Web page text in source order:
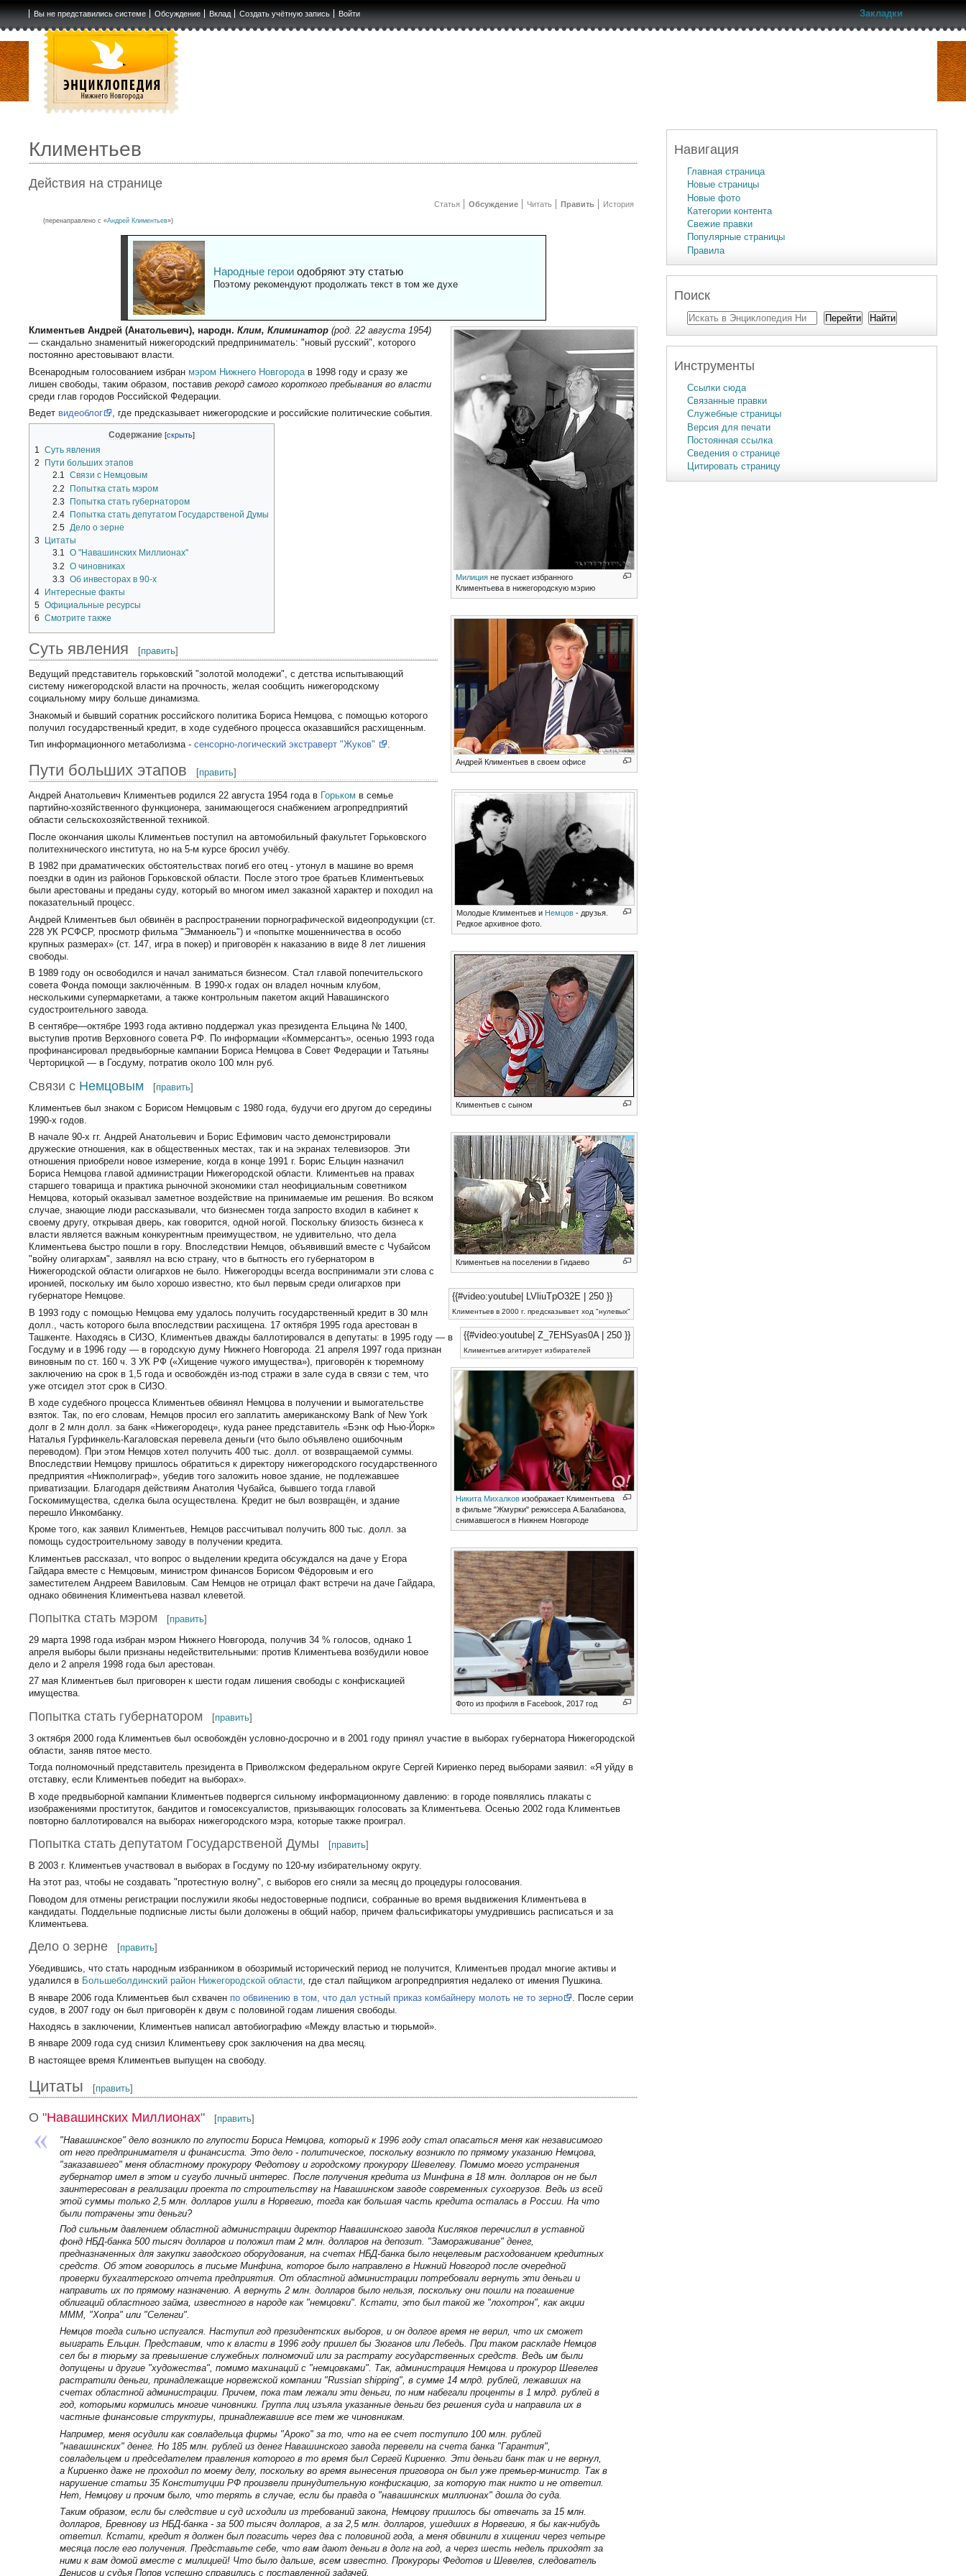
Вы не представились системе Обсуждение Вклад Создать учётную запись Войти Закладки
Климентьев
Действия на странице
Статья Обсуждение Читать Править История
(перенаправлено с «Андрей Климентьев»)
Народные героиодобряют эту статью
Поэтому рекомендуют продолжать текст в том же духе
Милиция не пускает избранного
Климентьева в нижегородскую мэрию
Андрей Климентьев в своем офисе
Молодые Климентьев и Немцов - друзья.
Редкое архивное фото.
Климентьев с сыном
Климентьев на поселении в Гидаево
{{#video:youtube| LVliuTpO32E | 250 }}
Климентьев в 2000 г. предсказывает ход "нулевых"
{{#video:youtube| Z_7EHSyas0A | 250 }}
Климентьев агитирует избирателей
Никита Михалков изображает Климентьева
в фильме "Жмурки" режиссера А.Балабанова,
снимавшегося в Нижнем Новгороде
Фото из профиля в Facebook, 2017 год
Климентьев Андрей (Анатольевич), народн.Клим, Климинатор (род. 22 августа 1954)
— скандально знаменитый нижегородский предприниматель: "новый русский", которого
постоянно арестовывают власти.
Всенародным голосованием избран мэром Нижнего Новгорода в 1998 году и сразу же
лишен свободы, таким образом, поставиврекорд самого короткого пребывания во власти
среди глав городов Российской Федерации.
Ведет видеоблог , где предсказывает нижегородские и российские политические события.
Содержание
1 Суть явления
2
Пути больших этапов
2.1 Связи с Немцовым
2.2
Попытка стать мэром
2.3
Попытка стать губернатором
2.4
Попытка стать депутатом Государственой Думы
2.5 Дело о зерне
3
Цитаты
3.1 О "Навашинских Миллионах"
3.2 О чиновниках
3.3 Об инвесторах в 90-х
4
Интересные факты
5 Официальные ресурсы
6 Смотрите также
Суть явления [править]
Ведущий представитель горьковский "золотой молодежи", с детства испытывающий
систему нижегородской власти на прочность, желая сообщить нижегородскому
социальному миру больше динамизма.
Знакомый и бывший соратник российского политика Бориса Немцова, с помощью которого
получил государственный кредит, в ходе судебного процесса оказавшийся расхищенным.
Тип информационного метаболизма -сенсорно-логический экстраверт "Жуков" .
Пути больших этапов [править]
Андрей Анатольевич Климентьев родился 22 августа 1954 года в Горьком в семье
партийно-хозяйственного функционера, занимающегося снабжением агропредприятий
области сельскохозяйственной техникой.
После окончания школы Климентьев поступил на автомобильный факультет Горьковского
политехнического института, но на 5-м курсе бросил учёбу.
В 1982 при драматических обстоятельствах погиб его отец - утонул в машине во время
поездки в один из районов Горьковской области. После этого трое братьев Климентьевых
были арестованы и преданы суду, который во многом имел заказной характер и походил на
показательный процесс.
Андрей Климентьев был обвинён в распространении порнографической видеопродукции (ст.
228 УК РСФСР, просмотр фильма "Эмманюель") и «попытке мошенничества в особо
крупных размерах» (ст. 147, игра в покер) и приговорён к наказанию в виде 8 лет лишения
свободы.
В 1989 году он освободился и начал заниматься бизнесом. Стал главой попечительского
совета Фонда помощи заключённым. В 1990-х годах он владел ночным клубом,
несколькими супермаркетами, а также контрольным пакетом акций Навашинского
судостроительного завода.
В сентябре—октябре 1993 года активно поддержал указ президента Ельцина № 1400,
выступив против Верховного совета РФ. По информации «Коммерсантъ», осенью 1993 года
профинансировал предвыборные кампании Бориса Немцова в Совет Федерации и Татьяны
Черторицкой — в Госдуму, потратив около 100 млн руб.
Связи с Немцовым [править]
Климентьев был знаком с Борисом Немцовым с 1980 года, будучи его другом до середины
1990-х годов.
В начале 90-х гг. Андрей Анатольевич и Борис Ефимович часто демонстрировали
дружеские отношения, как в общественных местах, так и на экранах телевизоров. Эти
отношения приобрели новое измерение, когда в конце 1991 г. Борис Ельцин назначил
Бориса Немцова главой администрации Нижегородской области. Климентьев на правах
старшего товарища и практика рыночной экономики стал неофициальным советником
Немцова, который оказывал заметное воздействие на принимаемые им решения. Во всяком
случае, знающие люди рассказывали, что бизнесмен тогда запросто входил в кабинет к
своему другу, открывая дверь, как говорится, одной ногой. Поскольку близость бизнеса к
власти является важным конкурентным преимуществом, не удивительно, что дела
Климентьева быстро пошли в гору. Впоследствии Немцов, объявивший вместе с Чубайсом
"войну олигархам", заявлял на всю страну, что в бытность его губернатором в
Нижегородской области олигархов не было. Нижегородцы всегда воспринимали эти слова с
иронией, поскольку им было хорошо известно, кто был первым среди олигархов при
губернаторе Немцове.
В 1993 году с помощью Немцова ему удалось получить государственный кредит в 30 млн
долл., часть которого была впоследствии расхищена. 17 октября 1995 года арестован в
Ташкенте. Находясь в СИЗО, Климентьев дважды баллотировался в депутаты: в 1995 году — в
Госдуму и в 1996 году — в городскую думу Нижнего Новгорода. 21 апреля 1997 года признан
виновным по ст. 160 ч. 3 УК РФ («Хищение чужого имущества»), приговорён к тюремному
заключению на срок в 1,5 года и освобождён из-под стражи в зале суда в связи с тем, что
уже отсидел этот срок в СИЗО.
В ходе судебного процесса Климентьев обвинял Немцова в получении и вымогательстве
взяток. Так, по его словам, Немцов просил его заплатить американскому Bank of New York
долг в 2 млн долл. за банк «Нижегородец», куда ранее представитель «Бэнк оф Нью-Йорк»
Наталья Гурфинкель-Кагаловская перевела деньги (что было объявлено ошибочным
переводом). При этом Немцов хотел получить 400 тыс. долл. от возвращаемой суммы.
Впоследствии Немцову пришлось обратиться к директору нижегородского государственного
предприятия «Нижполиграф», убедив того заложить новое здание, не подлежавшее
приватизации. Благодаря действиям Анатолия Чубайса, бывшего тогда главой
Госкомимущества, сделка была осуществлена. Кредит не был возвращён, и здание
перешло Инкомбанку.
Кроме того, как заявил Климентьев, Немцов рассчитывал получить 800 тыс. долл. за
помощь судостроительному заводу в получении кредита.
Климентьев рассказал, что вопрос о выделении кредита обсуждался на даче у Егора
Гайдара вместе с Немцовым, министром финансов Борисом Фёдоровым и его
заместителем Андреем Вавиловым. Сам Немцов не отрицал факт встречи на даче Гайдара,
однако обвинения Климентьева назвал клеветой.
Попытка стать мэром [править]
29 марта 1998 года избран мэром Нижнего Новгорода, получив 34 % голосов, однако 1
апреля выборы были признаны недействительными: против Климентьева возбудили новое
дело и 2 апреля 1998 года был арестован.
27 мая Климентьев был приговорен к шести годам лишения свободы с конфискацией
имущества.
Попытка стать губернатором [править]
3 октября 2000 года Климентьев был освобождён условно-досрочно и в 2001 году принял участие в выборах губернатора Нижегородской
области, заняв пятое место.
Тогда полномочный представитель президента в Приволжском федеральном округе Сергей Кириенко перед выборами заявил: «Я уйду в
отставку, если Климентьев победит на выборах».
В ходе предвыборной кампании Климентьев подвергся сильному информационному давлению: в городе появлялись плакаты с
изображениями проституток, бандитов и гомосексуалистов, призывающих голосовать за Климентьева. Осенью 2002 года Климентьев
повторно баллотировался на выборах нижегородского мэра, которые также проиграл.
Попытка стать депутатом Государственой Думы [править]
В 2003 г. Климентьев участвовал в выборах в Госдуму по 120-му избирательному округу.
На этот раз, чтобы не создавать "протестную волну", с выборов его сняли за месяц до процедуры голосования.
Поводом для отмены регистрации послужили якобы недостоверные подписи, собранные во время выдвижения Климентьева в
кандидаты. Поддельные подписные листы были доложены в общий набор, причем фальсификаторы умудрившись расписаться и за
Климентьева.
Дело о зерне [править]
Убедившись, что стать народным избранником в обозримый исторический период не получится, Климентьев продал многие активы и
удалился в Большеболдинский район Нижегородской области, где стал пайщиком агропредприятия недалеко от имения Пушкина.
В январе 2006 года Климентьев был схвачен по обвинению в том, что дал устный приказ комбайнеру молоть не то зерно
. После серии
судов, в 2007 году он был приговорён к двум с половиной годам лишения свободы.
Находясь в заключении, Климентьев написал автобиографию «Между властью и тюрьмой».
В январе 2009 года суд снизил Климентьеву срок заключения на два месяц.
В настоящее время Климентьев выпущен на свободу.
Цитаты [править]
О "Навашинских Миллионах" [править]
"Навашинское" дело возникло по глупости Бориса Немцова, который к 1996 году стал опасаться меня как независимого
от него предпринимателя и финансиста. Это дело - политическое, поскольку возникло по прямому указанию Немцова,
"заказавшего" меня областному прокурору Федотову и городскому прокурору Шевелеву. Помимо моего устранения
губернатор имел в этом и сугубо личный интерес. После получения кредита из Минфина в 18 млн. долларов он не был
заинтересован в реализации проекта по строительству на Навашинском заводе современных сухогрузов. Ведь из всей
этой суммы только 2,5 млн. долларов ушли в Норвегию, тогда как большая часть кредита осталась в России. На что
были потрачены эти деньги?
Под сильным давлением областной администрации директор Навашинского завода Кисляков перечислил в уставной
фонд НБД-банка 500 тысяч долларов и положил там 2 млн. долларов на депозит. "Замораживание" денег,
предназначенных для закупки заводского оборудования, на счетах НБД-банка было нецелевым расходованием кредитных
средств. Об этом говорилось в письме Минфина, которое было направлено в Нижний Новгород после очередной
проверки бухгалтерского отчета предприятия. От областной администрации потребовали вернуть эти деньги и
направить их по прямому назначению. А вернуть 2 млн. долларов было нельзя, поскольку они пошли на погашение
облигаций областного займа, известного в народе как "немцовки". Кстати, это был такой же "лохотрон", как акции
МММ, "Хопра" или "Селенги".
Немцов тогда сильно испугался. Наступил год президентских выборов, и он долгое время не верил, что их сможет
выиграть Ельцин. Представим, что к власти в 1996 году пришел бы Зюганов или Лебедь. При таком раскладе Немцов
сел бы в тюрьму за превышение служебных полномочий или за растрату государственных средств. Ведь им были
допущены и другие "художества", помимо махинаций с "немцовками". Так, администрация Немцова и прокурор Шевелев
растратили деньги, принадлежащие норвежской компании "Russian shipping", в сумме 14 млрд. рублей, лежавших на
счетах областной администрации. Причем, пока там лежали эти деньги, по ним набегали проценты в 1 млрд. рублей в
год, которыми кормились многие чиновники. Группа лиц изъяла указанные деньги без решения суда и направила их в
частные финансовые структуры, принадлежавшие все тем же чиновникам.
Например, меня осудили как совладельца фирмы "Ароко" за то, что на ее счет поступило 100 млн. рублей
"навашинских" денег. Но 185 млн. рублей из денег Навашинского завода перевели на счета банка "Гарантия",
совладельцем и председателем правления которого в то время был Сергей Кириенко. Эти деньги банк так и не вернул,
а Кириенко даже не проходил по моему делу, поскольку во время вынесения приговора он был уже премьер-министр. Так в
нарушение статьи 35 Конституции РФ произвели принудительную конфискацию, за которую так никто и не ответил.
Нет, Немцову и прочим было, что терять в случае, если бы правда о "навашинских миллионах" дошла до суда.
Таким образом, если бы следствие и суд исходили из требований закона, Немцову пришлось бы отвечать за 15 млн.
долларов, Бревнову из НБД-банка - за 500 тысяч долларов, а за 2,5 млн. долларов, ушедших в Норвегию, я бы как-нибудь
ответил. Кстати, кредит я должен был погасить через два с половиной года, а меня обвинили в хищении через четыре
месяца после его получения. Представьте себе, что вам дают деньги в долг на год, а через шесть недель приходят за
ними к вам домой вместе с милицией! Что было дальше, всем известно. Прокуроры Федотов и Шевелев, следователь
Денисов и судья Попов успешно справились с поставленной задачей.
Навигация
Главная страница
Новые страницы
Новые фото
Категории контента
Свежие правки
Популярные страницы
Правила
Поиск
Инструменты
Ссылки сюда
Связанные правки
Служебные страницы
Версия для печати
Постоянная ссылка
Сведения о странице
Цитировать страницу